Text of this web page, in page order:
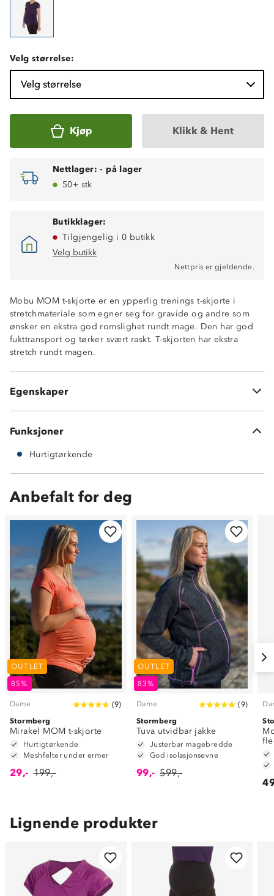
Velg størrelse:
Velg størrelse
Kjøp Klikk & Hent
Nettlager: - på lager
50+ stk
Butikklager:
Tilgjengelig i 0 butikk
Velg butikk
Nettpris er gjeldende.
Mobu MOM t-skjorte er en ypperlig trenings t-skjorte i
stretchmateriale som egner seg for gravide og andre som
ønsker en ekstra god romslighet rundt mage. Den har god
fukttransport og tørker svært raskt. T-skjorten har ekstra
stretch rundt magen.
Egenskaper
Hurtigtørkende
90% nylon og 10% spandex
Funksjoner
Hurtigtørkende
Anbefalt for deg
OUTLET
85%
Dame (9)
Stormberg
Mirakel MOM t-skjorte
Hurtigtørkende
Meshfelter under ermer
29,- 199,-
OUTLET
83%
Dame (9)
Stormberg
Tuva utvidbar jakke
Justerbar magebredde
God isolasjonsevne
99,- 599,-
Lignende produkter